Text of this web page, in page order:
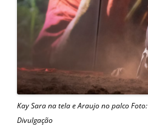
Kay Sara na tela e Araujo no palco
Divulgação